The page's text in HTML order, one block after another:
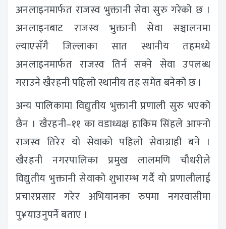
अनलाइनमार्फत राजस्व भुक्तानी सेवा सुरु गरेको छ ।
अनलाइनबाट राजस्व भुक्तानी सेवा सञ्चालनमा
ल्याएसँगै जिल्लाका सात स्थानीय तहमध्ये
अनलाइनमार्फत राजस्व तिर्न सक्ने सेवा उपलब्ध
गराउने खैरहनी पहिलो स्थानीय तह समेत बनेको छ ।
अन्य पालिकामा विद्युतीय भुक्तानी प्रणाली सुरु भएको
छैन । खैरहनी–११ का वडाध्यक्ष हाकिम सिंहले आफ्नो
राजस्व तिरेर यो सेवाको पहिलो सेवाग्राही बने ।
खैरहनी नगरपालिका प्रमुख लालमणि चौधरीले
विद्युतीय भुक्तानी सेवाको शुभारम्भ गर्दै यो प्रणालीलाई
प्रचारप्रसार गरेर अभियानका रुपमा नगरवासीमा
पु¥याउनुपर्ने बताए ।